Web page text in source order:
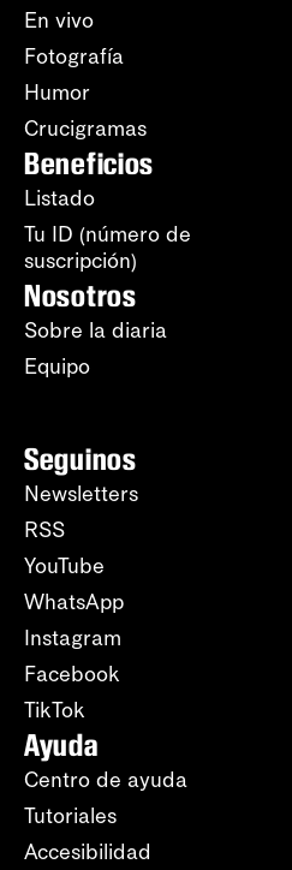
En vivo
Fotografía
Humor
Crucigramas
Beneficios
Listado
Tu ID (número de
suscripción)
Nosotros
Sobre la diaria
Equipo
Seguinos
Newsletters
RSS
YouTube
WhatsApp
Instagram
Facebook
TikTok
Ayuda
Centro de ayuda
Tutoriales
Accesibilidad